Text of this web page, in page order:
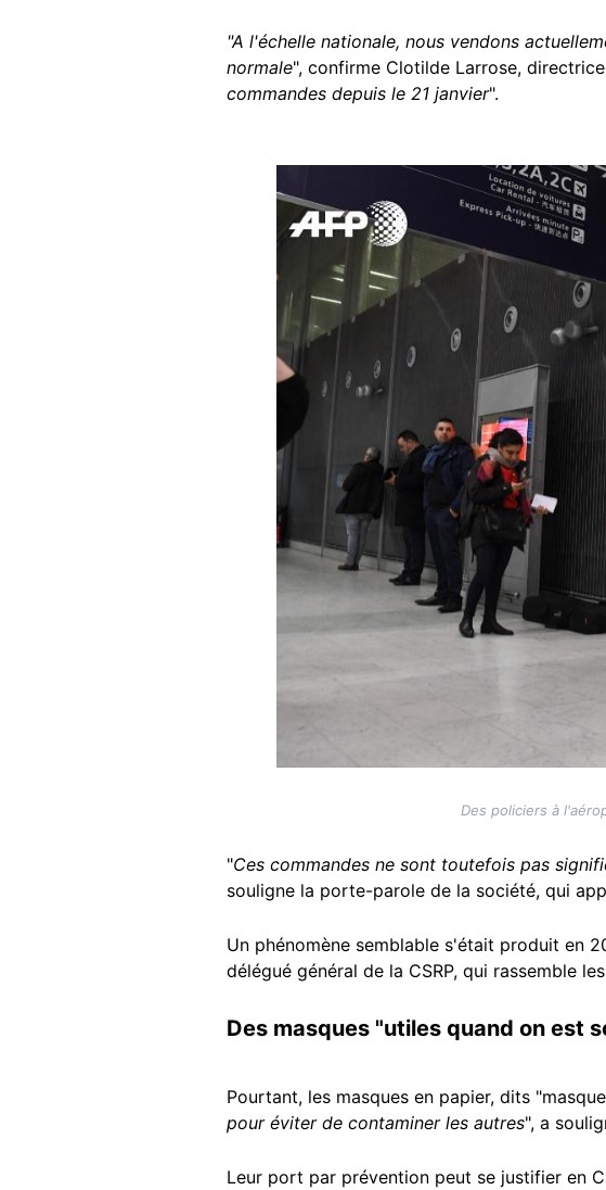
"A l'échelle nationale, nous vendons
normale", confirme Clotilde Larrose,
commandes depuis le 21 janvier".
Des policiers à
"Ces commandes ne sont toutefois pas
souligne la porte-parole de la société, qui
Un phénomène semblable s'était produit en
délégué général de la CSRP, qui rassemble
Des masques "utiles quand on est
Pourtant, les masques en papier, dits
pour éviter de contaminer les autres", a
Leur port par prévention peut se justifier en